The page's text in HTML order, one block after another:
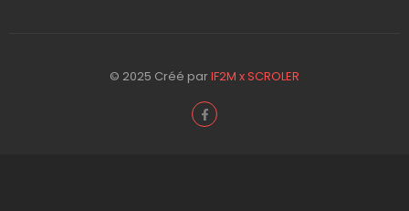
© 2025 Créé parIF2M x SCROLER